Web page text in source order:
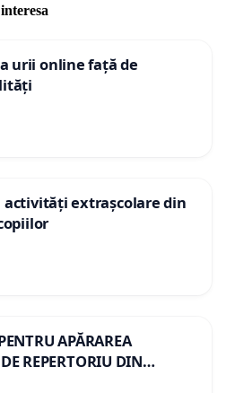
urii online față de
activități extrașcolare din
APĂRAREA
REPERTORIU DIN